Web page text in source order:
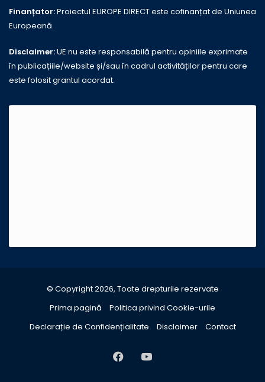
Finanțator:Proiectul EUROPE DIRECT este cofinanțat de Uniunea
Europeană.
Disclaimer:UE nu este responsabilă pentru opiniile exprimate
în publicațiile/website și/sau în cadrul activităților pentru care
este folosit grantul acordat.
© Copyright 2026, Toate drepturile rezervate
Prima pagină
Politica privind Cookie-urile
Declarație de Confidențialitate
Disclaimer Contact
FacebookYouTube